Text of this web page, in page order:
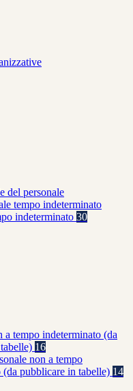
del personale
tempo indeterminato
indeterminato 30
a tempo indeterminato (da
16
non a tempo
(da pubblicare in tabelle) 14